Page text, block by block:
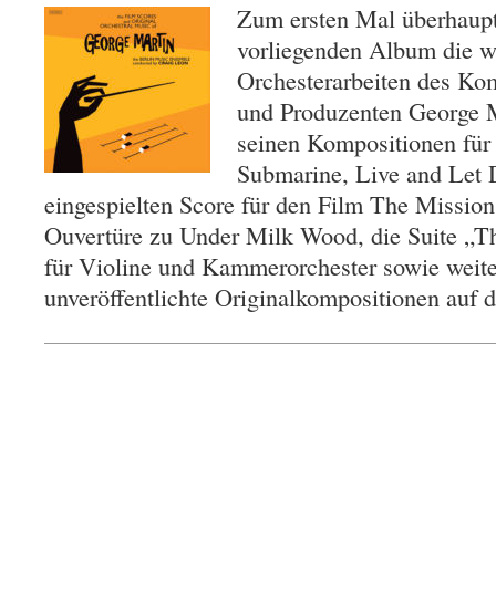
Zum ersten Mal
vorliegenden Album die
Orchesterarbeiten des
und Produzenten
seinen Kompositionen
Submarine, Live and Let
eingespielten Score für den Film The
Ouvertüre zu Under Milk Wood, die Suite
für Violine und Kammerorchester sowie
unveröffentlichte Originalkompositionen